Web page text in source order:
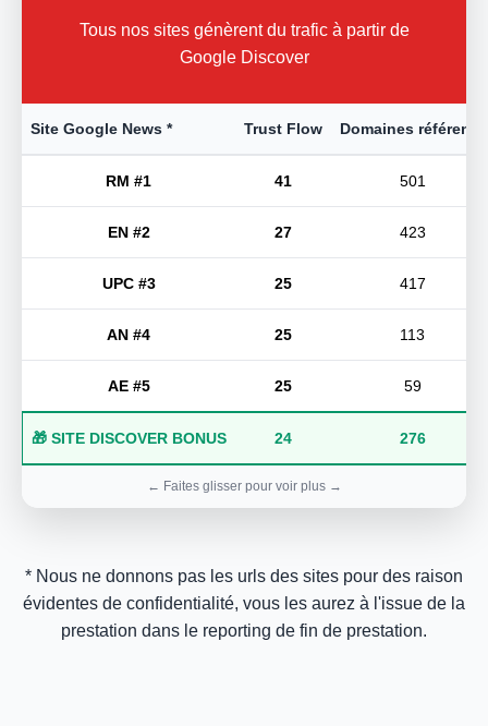
Tous nos sites génèrent du trafic à partir de
Google Discover
Site Google News * Trust Flow Domaines référents
RM #1 41 501
EN #2 27 423
UPC #3 25 417
AN #4 25 113
AE #5 25 59
🎁 SITE DISCOVER BONUS 24 276
* Nous ne donnons pas les urls des sites pour des raison
évidentes de confidentialité, vous les aurez à l'issue de la
prestation dans le reporting de fin de prestation.